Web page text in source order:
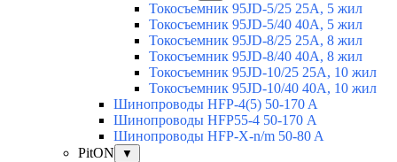
Токосъемник 95JD-5/25 25А, 5 жил
Токосъемник 95JD-5/40 40А, 5 жил
Токосъемник 95JD-8/25 25А, 8 жил
Токосъемник 95JD-8/40 40А, 8 жил
Токосъемник 95JD-10/25 25А, 10 жил
Токосъемник 95JD-10/40 40А, 10 жил
Шинопроводы HFP-4(5) 50-170 A
Шинопроводы HFP55-4 50-170 А
Шинопроводы HFP-X-n/m 50-80 A
PitON
▼